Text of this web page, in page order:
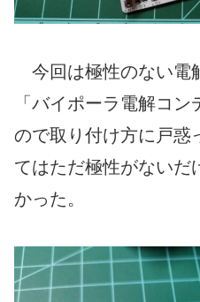
今回は極性のない電
「バイポーラ電解コ
ので取り付け方に戸惑
てはただ極性がないだ
かった。